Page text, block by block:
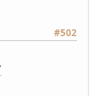
#502